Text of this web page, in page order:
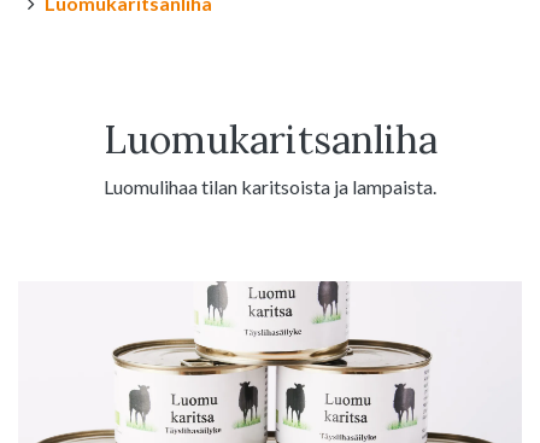
Luomukaritsanliha
Luomulihaa tilan karitsoista ja lampaista.